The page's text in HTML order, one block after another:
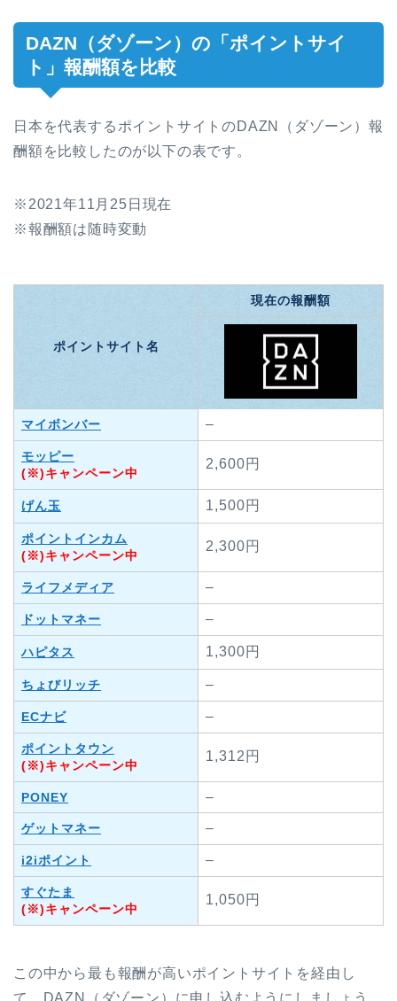
DAZN（ダゾーン）の「ポイントサイ
ト」報酬額を比較
日本を代表するポイントサイトのDAZN（ダゾーン）報
酬額を比較したのが以下の表です。
※2021年11月25日現在
※報酬額は随時変動
ポイントサイト名
現在の報酬額
マイボンバー –
モッピー
(※)キャンペーン中
2,600円
げん玉 1,500円
ポイントインカム
(※)キャンペーン中
2,300円
ライフメディア –
ドットマネー –
ハピタス 1,300円
ちょびリッチ –
ECナビ –
ポイントタウン
(※)キャンペーン中
1,312円
PONEY –
ゲットマネー –
i2iポイント –
すぐたま
(※)キャンペーン中
1,050円
この中から最も報酬が高いポイントサイトを経由し
て、DAZN（ダゾーン）に申し込むようにしましょう。